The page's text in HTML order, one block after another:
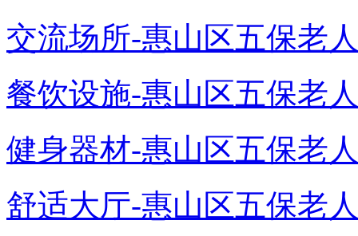
交流场所-惠山区五保老
餐饮设施-惠山区五保老
健身器材-惠山区五保老
舒适大厅-惠山区五保老